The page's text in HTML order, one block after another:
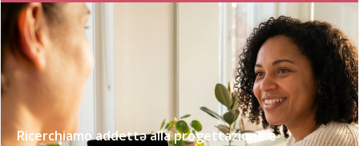
Ricerchiamo addettə alla progettazione e